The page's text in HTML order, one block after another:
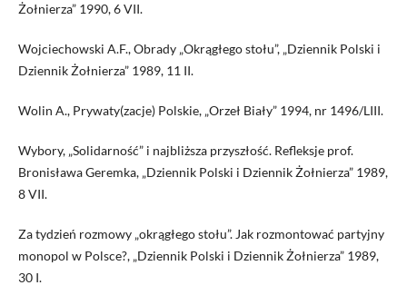
Żołnierza” 1990, 6 VII.
Wojciechowski A.F., Obrady „Okrągłego stołu”, „Dziennik Polski i
Dziennik Żołnierza” 1989, 11 II.
Wolin A., Prywaty(zacje) Polskie, „Orzeł Biały” 1994, nr 1496/LIII.
Wybory, „Solidarność” i najbliższa przyszłość. Refleksje prof.
Bronisława Geremka, „Dziennik Polski i Dziennik Żołnierza” 1989,
8 VII.
Za tydzień rozmowy „okrągłego stołu”. Jak rozmontować partyjny
monopol w Polsce?, „Dziennik Polski i Dziennik Żołnierza” 1989,
30 I.